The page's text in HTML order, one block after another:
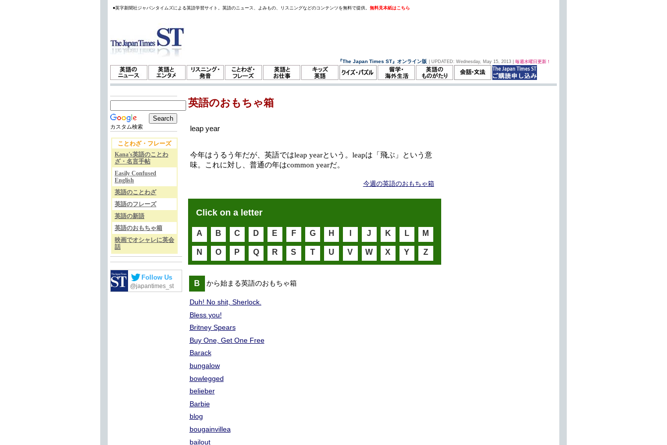
●英字新聞社ジャパンタイムズによる英語学習サイト。英語のニュース、よみもの、リスニングなどのコンテンツを無料で提供。 無料見本紙はこちら
『The Japan Times ST』オンライン版 | UPDATED: Wednesday, May 15, 2013 | 毎週水曜日更新！
カスタム検索
ことわざ・フレーズ
Kana's英語のことわ
ざ・名言手帖
Easily Confused
English
英語のことわざ
英語のフレーズ
英語の新語
英語のおもちゃ箱
映画でオシャレに英会
話
Follow Us
@japantimes_st
英語のおもちゃ箱
leap year
今年はうるう年だが、英語ではleap yearという。leapは「飛ぶ」という意
味。これに対し、普通の年はcommon yearだ。
今週の英語のおもちゃ箱
Click on a letter
A B C D E F G H J K L M
N O P Q R S T U V W X Y Z
B から始まる英語のおもちゃ箱
Duh! No shit, Sherlock.
Bless you!
Britney Spears
Buy One, Get One Free
Barack
bungalow
bowlegged
belieber
Barbie
blog
bougainvillea
bailout